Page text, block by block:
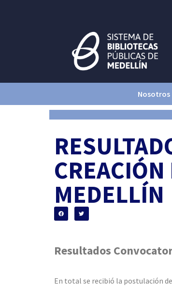
Nosotros
MEDELLÍN
Resultados
En total se recibió la postulación